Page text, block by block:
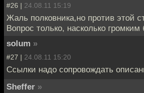
#26 | 24.08.11 15:19
Жаль полковника,но против этой
Вопрос только, насколько
solum »
#27 | 24.08.11 15:20
Ссылки надо сопровождать
Sheffer »